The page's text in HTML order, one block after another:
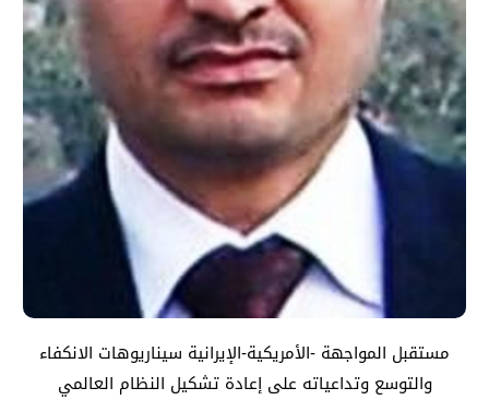
مستقبل المواجهة -الأمريكية-الإيرانية سيناريوهات الانكفاء
والتوسع وتداعياته على إعادة تشكيل النظام العالمي